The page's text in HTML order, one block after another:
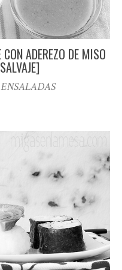
ADEREZO DE MISO